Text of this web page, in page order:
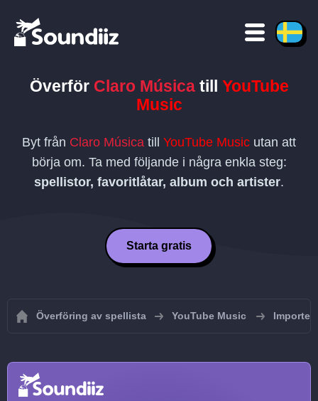
Överför Claro Músicatill YouTube
Music
Byt från Claro Música till YouTube Music utan att
börja om. Ta med följande i några enkla steg:
spellistor, favoritlåtar, album och artister.
Starta gratis
Överföring av spellista YouTube Music